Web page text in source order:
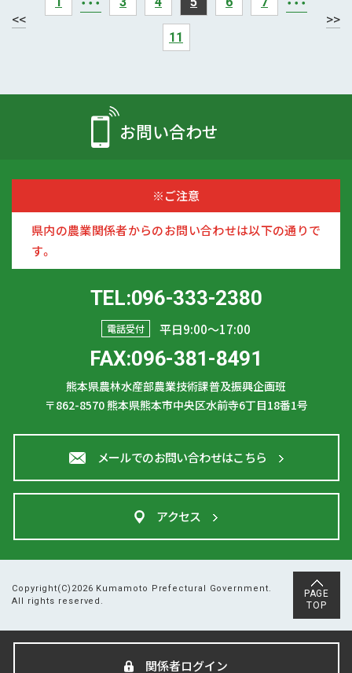
<<
11
>>
お問い合わせ
※ご注意
県内の農業関係者からのお問い合わせは以下の通りで
す。
TEL:096-333-2380
電話受付 平日9:00〜17:00
FAX:096-381-8491
熊本県農林水産部農業技術課普及振興企画班
〒862-8570熊本県熊本市中央区水前寺6丁目18番1号
メールでのお問い合わせはこちら
アクセス
Copyright(C)2026 Kumamoto Prefectural Government.
All rights reserved.
PAGE
TOP
関係者ログイン